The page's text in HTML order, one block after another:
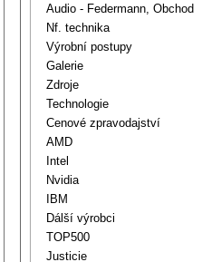
Audio - Federmann, Obchod
Nf. technika
Výrobní postupy
Galerie
Zdroje
Technologie
Cenové zpravodajství
AMD
Intel
Nvidia
IBM
Dálší výrobci
TOP500
Justicie